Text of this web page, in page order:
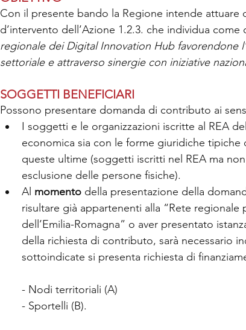
Con il presente bando la Regione intende
d’intervento dell’Azione 1.2.3. che individua come
regionale dei Digital Innovation Hub favorendone
settoriale e attraverso sinergie con iniziative
SOGGETTI BENEFICIARI
Possono presentare domanda di contributo ai
I soggetti e le organizzazioni iscritte al REA
economica sia con le forme giuridiche
queste ultime (soggetti iscritti nel REA ma
esclusione delle persone fisiche).
Al momento della presentazione della
risultare già appartenenti alla “Rete
dell’Emilia-Romagna” o aver presentato
della richiesta di contributo, sarà necessario
sottoindicate si presenta richiesta di
- Nodi territoriali (A)
- Sportelli (B).